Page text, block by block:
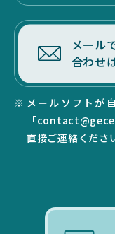
メール
合わせ
メールソフトが
「
直接ご連絡くださ